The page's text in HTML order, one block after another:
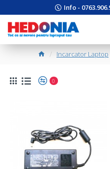
Info -
Incarcator Laptop
0